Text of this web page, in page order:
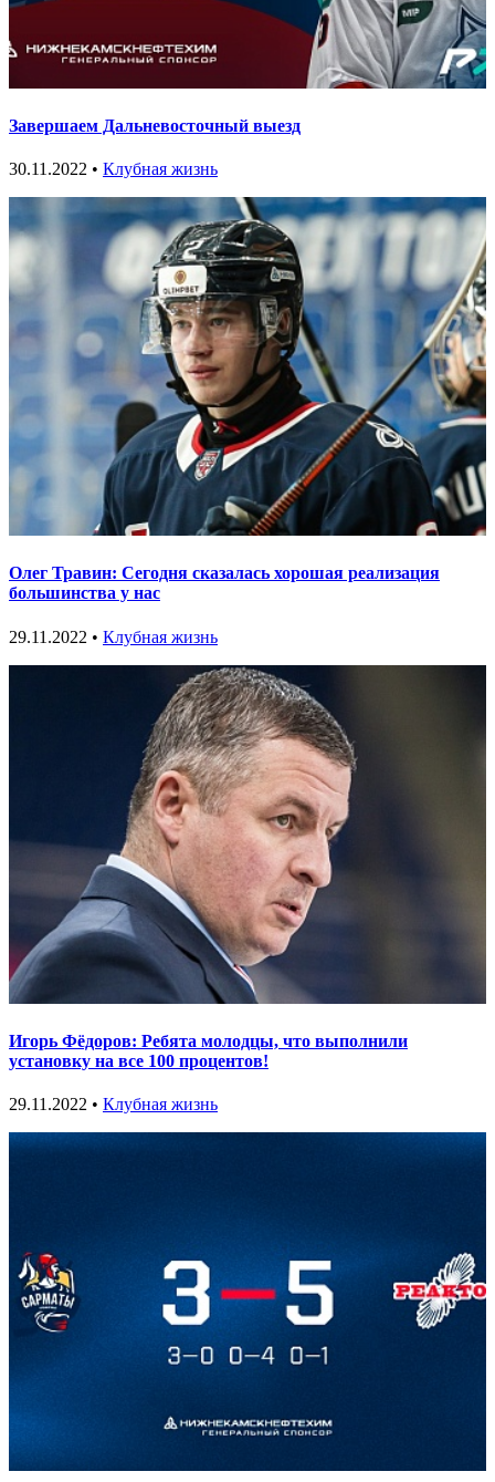
Завершаем Дальневосточный выезд
30.11.2022 • Клубная жизнь
Олег Травин: Сегодня сказалась хорошая реализация
большинства у нас
29.11.2022 • Клубная жизнь
Игорь Фёдоров: Ребята молодцы, что выполнили
установку на все 100 процентов!
29.11.2022 • Клубная жизнь